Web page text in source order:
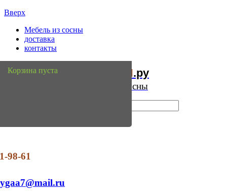
Вверх
Мебель из сосны
доставка
контакты
Мебель Сосны.ру
Интернет магазин мебели из сосны
98-61
Корзина пуста